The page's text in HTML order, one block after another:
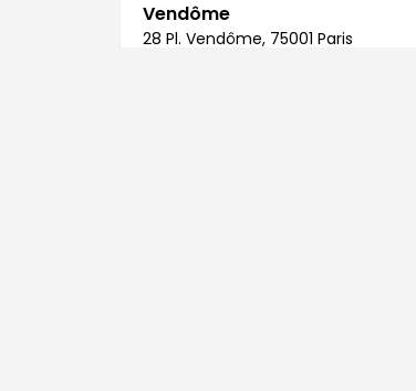
Vendôme
28 Pl. Vendôme, 75001 Paris